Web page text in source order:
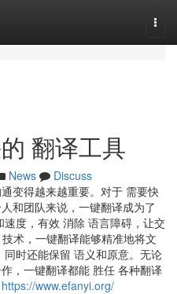
翻译工具
News
Discuss
变得越来越重要。对于 需要快
和团队来说，一键翻译成为了
度，有效 消除 语言障碍，让交
术，一键翻译能够精准地将文
时还能保留 语义和原意。无论
，一键翻译都能 胜任 各种翻译
https://www.efanyi.org/